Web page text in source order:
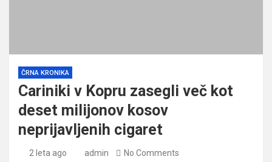
ČRNA KRONIKA
Cariniki v Kopru zasegli več kot
deset milijonov kosov
neprijavljenih cigaret
2 leta ago admin No Comments